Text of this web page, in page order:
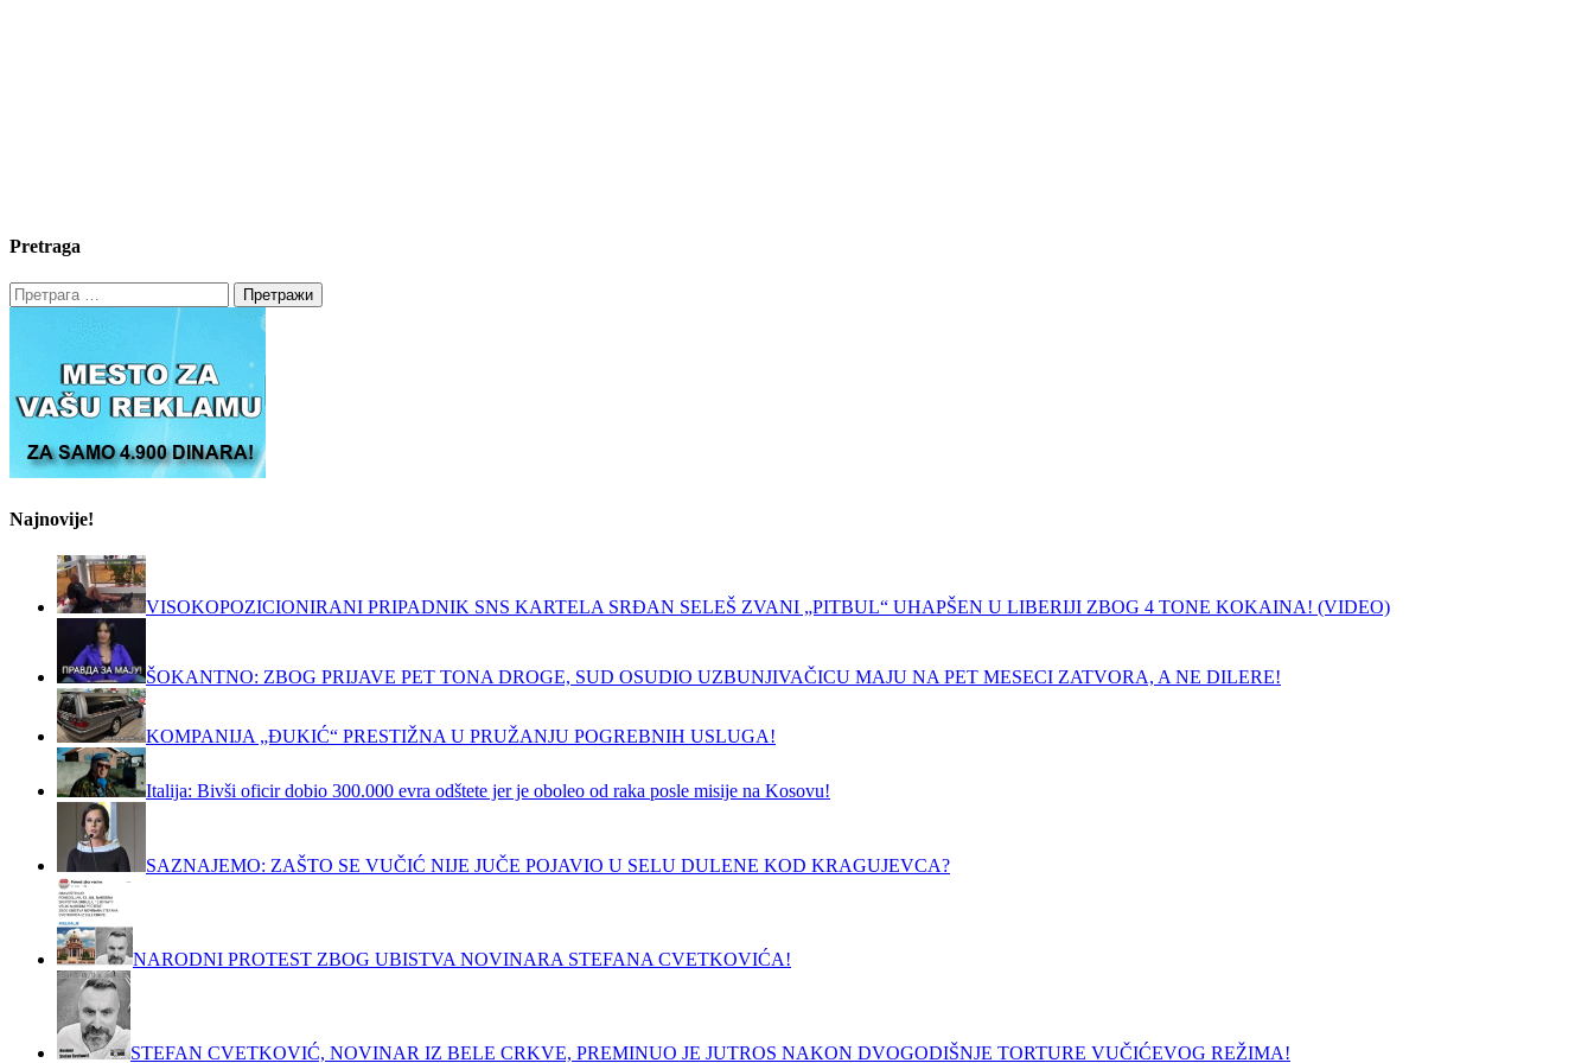
Pretraga
Претрага
за:
Najnovije!
VISOKOPOZICIONIRANI PRIPADNIK SNS KARTELA SRĐAN SELEŠ ZVANI „PITBUL“ UHAPŠEN U LIBERIJI ZBOG 4 TONE KOKAINA! (VIDEO)
ŠOKANTNO: ZBOG PRIJAVE PET TONA DROGE, SUD OSUDIO UZBUNJIVAČICU MAJU NA PET MESECI ZATVORA, A NE DILERE!
KOMPANIJA „ĐUKIĆ“ PRESTIŽNA U PRUŽANJU POGREBNIH USLUGA!
Italija: Bivši oficir dobio 300.000 evra odštete jer je oboleo od raka posle misije na Kosovu!
SAZNAJEMO: ZAŠTO SE VUČIĆ NIJE JUČE POJAVIO U SELU DULENE KOD KRAGUJEVCA?
NARODNI PROTEST ZBOG UBISTVA NOVINARA STEFANA CVETKOVIĆA!
STEFAN CVETKOVIĆ, NOVINAR IZ BELE CRKVE, PREMINUO JE JUTROS NAKON DVOGODIŠNJE TORTURE VUČIĆEVOG REŽIMA!